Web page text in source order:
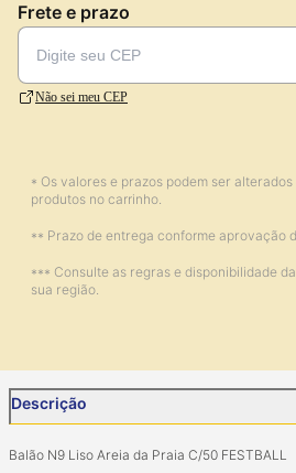
Frete e prazo
Não sei meu CEP
* Os valores e prazos podem ser
produtos no carrinho.
** Prazo de entrega conforme aprovação
*** Consulte as regras e disponibilidade
sua região.
Descrição
Balão N9 Liso Areia da Praia C/50 FESTBALL